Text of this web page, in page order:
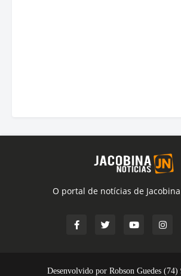
O portal de notícias de
Desenvolvido por Robson Guedes (74)